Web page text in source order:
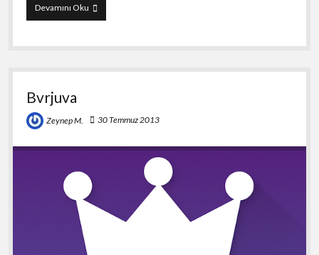
Devamını OkuTabtivi
Bvrjuva
Zeynep M. 30 Temmuz 2013